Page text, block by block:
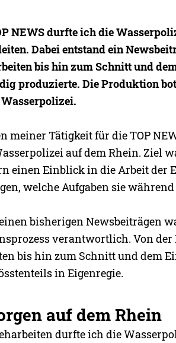
NEWS durfte ich die
Dabei entstand ein
bis hin zum Schnitt und
produzierte. Die Produktion
meiner Tätigkeit für die TOP
auf dem Rhein. Ziel
einen Einblick in die Arbeit der
welche Aufgaben sie
bisherigen Newsbeiträgen
verantwortlich. Von der
bis hin zum Schnitt und dem
in Eigenregie.
auf dem Rhein
durfte ich die